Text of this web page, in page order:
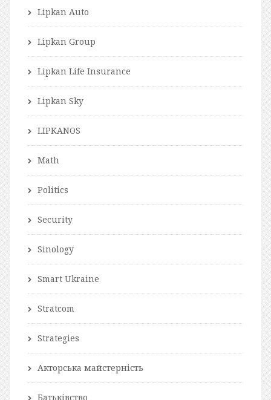
Lipkan Auto
Lipkan Group
Lipkan Life Insurance
Lipkan Sky
LIPKANOS
Math
Politics
Security
Sinology
Smart Ukraine
Stratcom
Strategies
Акторська майстерність
Батьківство